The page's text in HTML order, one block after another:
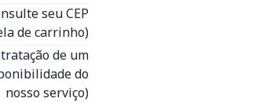
seu CEP
de carrinho)
de um
do
nosso serviço)